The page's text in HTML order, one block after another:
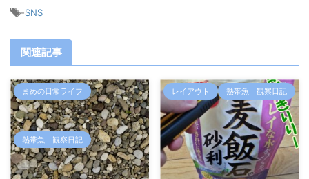
-SNS
関連記事
まめの日常ライフ
熱帯魚 観察日記
レイアウト 熱帯魚 観察日記